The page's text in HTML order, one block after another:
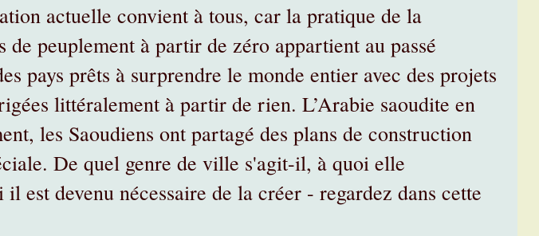
actuelle convient à tous, car la pratique de la
peuplement à partir de zéro appartient au passé
pays prêts à surprendre le monde entier avec des projets
littéralement à partir de rien. L’Arabie saoudite en
les Saoudiens ont partagé des plans de construction
De quel genre de ville s'agit-il, à quoi elle
est devenu nécessaire de la créer - regardez dans cette